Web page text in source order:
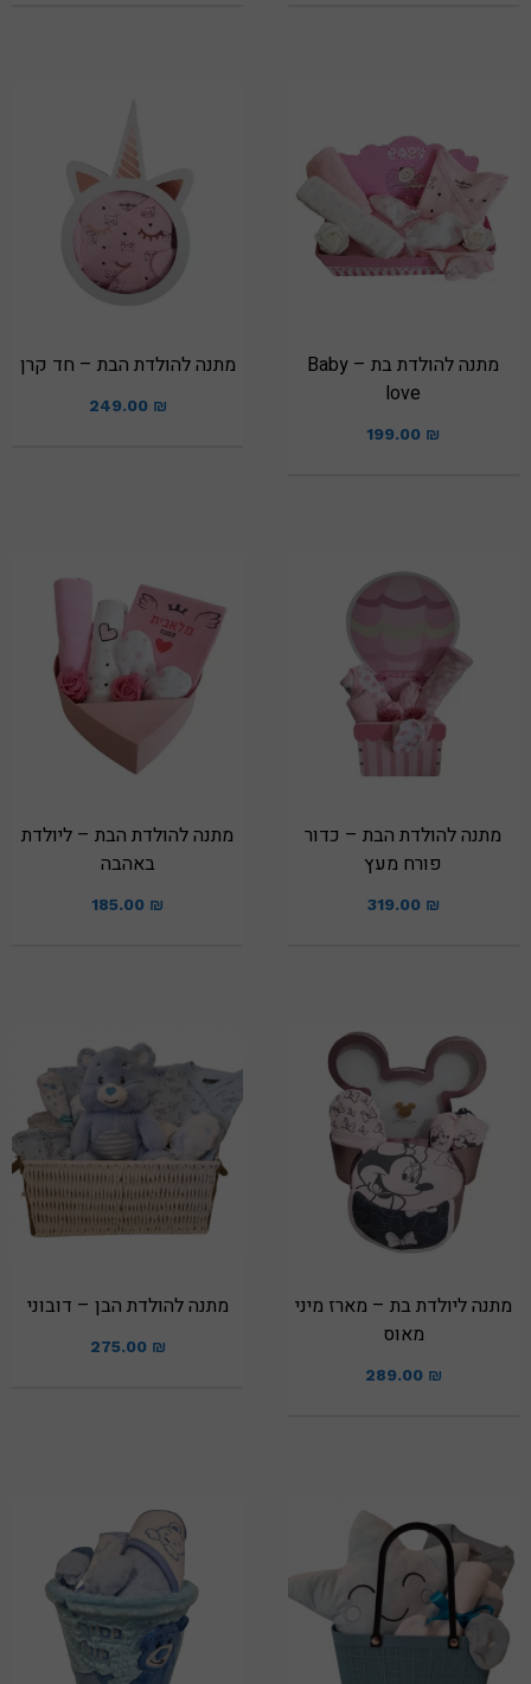
מתנה להולדת בת – Baby
love
199.00 ₪
מתנה להולדת הבת – חד קרן
249.00 ₪
מתנה להולדת הבת – כדור
פורח מעץ
319.00 ₪
מתנה להולדת הבת – ליולדת
באהבה
185.00 ₪
מתנה ליולדת בת – מארז מיני
מאוס
289.00 ₪
מתנה להולדת הבן – דובוני
275.00 ₪